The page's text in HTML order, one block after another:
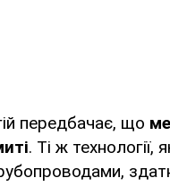
передбачає, що
. Ті ж